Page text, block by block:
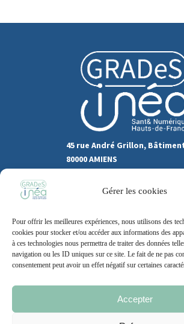
Gérer les cookies
Pour offrir les meilleures expériences, nous utilisons des
cookies pour stocker et/ou accéder aux informations des
à ces technologies nous permettra de traiter des données
navigation ou les ID uniques sur ce site. Le fait de ne pas
consentement peut avoir un effet négatif sur certaines
Accepter
45 rue André Grillon,
80000 AMIENS
Recrutement
Support
Contact
Mentions légales Politique de